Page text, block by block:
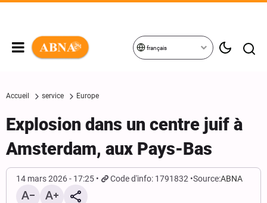
français
Accueil service Europe
Explosion dans un centre juif à
Amsterdam, aux Pays-Bas
14 mars 2026 - 17:25 Code d'info: 1791832 Source:ABNA